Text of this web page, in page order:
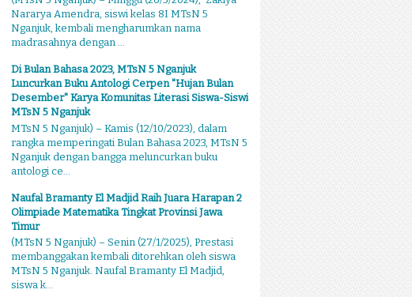
Nararya Amendra, siswi kelas 8I MTsN 5
Nganjuk, kembali mengharumkan nama
madrasahnya dengan ...
Di Bulan Bahasa 2023, MTsN 5 Nganjuk
Luncurkan Buku Antologi Cerpen "Hujan Bulan
Desember" Karya Komunitas Literasi Siswa-Siswi
MTsN 5 Nganjuk
MTsN 5 Nganjuk) – Kamis (12/10/2023), dalam
rangka memperingati Bulan Bahasa 2023, MTsN 5
Nganjuk dengan bangga meluncurkan buku
antologi ce...
Naufal Bramanty El Madjid Raih Juara Harapan 2
Olimpiade Matematika Tingkat Provinsi Jawa
Timur
(MTsN 5 Nganjuk) – Senin (27/1/2025), Prestasi
membanggakan kembali ditorehkan oleh siswa
MTsN 5 Nganjuk. Naufal Bramanty El Madjid,
siswa k...